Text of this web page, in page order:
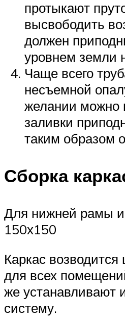
протыкают
высвободить
должен
уровнем земли
Чаще всего
несъемной
желании можно
заливки
таким образом
Сборка
Для нижней рамы
150х150
Каркас возводится
для всех
же устанавливают
систему.